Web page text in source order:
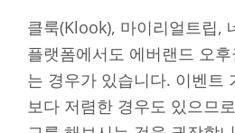
클룩(Klook), 마이리얼트립,
플랫폼에서도 에버랜드 오
는 경우가 있습니다. 이벤트
보다 저렴한 경우도 있으므